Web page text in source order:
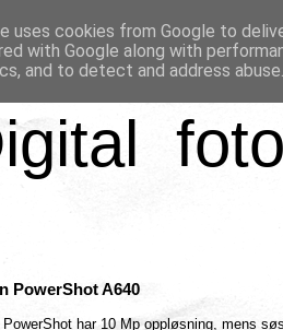
PowerShot A640
PowerShot har 10 Mp oppløsning, mens
uses cookies from Google to
with Google along with
and to detect and address abuse.